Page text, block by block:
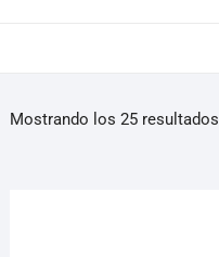
Mostrando los 25 resultados